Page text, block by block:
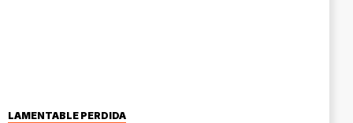
LAMENTABLE PÉRDIDA